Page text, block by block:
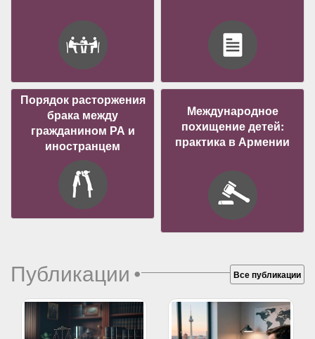
Порядок расторжения
брака между
гражданином РА и
иностранцем
Международное
похищение детей:
практика в Армении
Публикации• Все публикации